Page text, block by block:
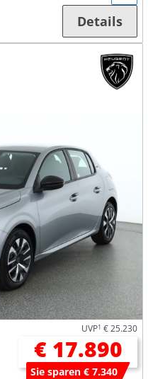
Details
UVP1 € 25.230
€ 17.890
Sie sparen € 7.340